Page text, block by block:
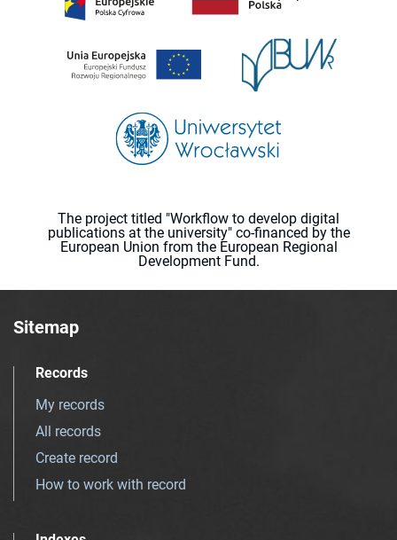
The project titled "Workflow to develop digital
publications at the university" co-financed by the
European Union from the European Regional
Development Fund.
Sitemap
Records
My records
All records
Create record
How to work with record